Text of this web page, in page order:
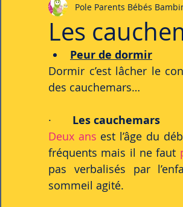
La vie quotidienne Les pleurs du bébé
Les
Pole Parents Bébés
Peur de dormir
Dormir c’est lâcher le
des cauchemars…
· Les cauchemars
Deux ans est l’âge du
fréquents mais il ne faut
pas verbalisés par
sommeil agité.